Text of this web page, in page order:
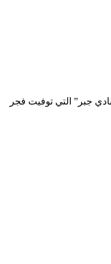
جبر” التي توفيت فجر